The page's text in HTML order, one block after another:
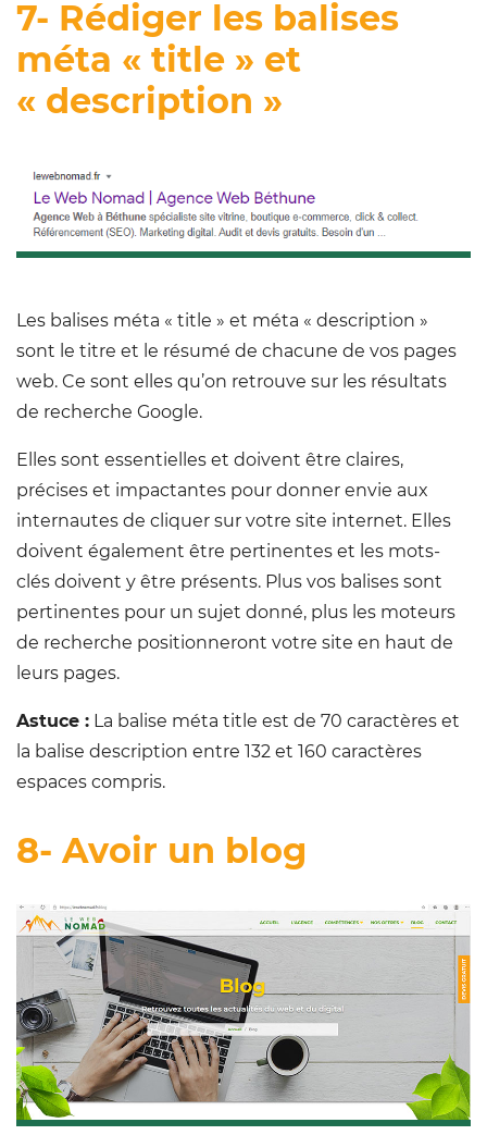
7- Rédiger les balises
méta « title » et
« description »
Les balises méta « title » et méta « description »
sont le titre et le résumé de chacune de vos pages
web. Ce sont elles qu’on retrouve sur les résultats
de recherche Google.
Elles sont essentielles et doivent être claires,
précises et impactantes pour donner envie aux
internautes de cliquer sur votre site internet. Elles
doivent également être pertinentes et les mots-
clés doivent y être présents. Plus vos balises sont
pertinentes pour un sujet donné, plus les moteurs
de recherche positionneront votre site en haut de
leurs pages.
Astuce : La balise méta title est de 70 caractères et
la balise description entre 132 et 160 caractères
espaces compris.
8- Avoir un blog